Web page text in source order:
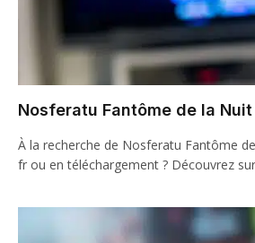
Nosferatu Fantôme de la Nuit
À la recherche de Nosferatu Fantôme
fr ou en téléchargement ? Découvrez